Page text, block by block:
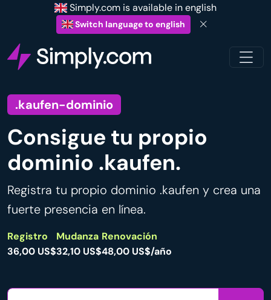
Simply.com is available in english
Switch language to english
.kaufen-dominio
Consigue tu propio
dominio .kaufen.
Registra tu propio dominio .kaufen y crea una
fuerte presencia en línea.
Registro
36,00 US$
Mudanza
32,10 US$
Renovación
48,00 US$/año